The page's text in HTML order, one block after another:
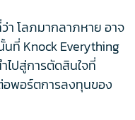
โลภมากลาภหาย อาจ
นที่ Knock Everything
ปสู่การตัดสินใจที่
พอร์ตการลงทุนของ